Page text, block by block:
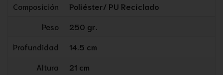
Composición
Poliéster/ PU Reciclado
Peso
250 gr.
Profundidad
14.5 cm
Altura
21 cm